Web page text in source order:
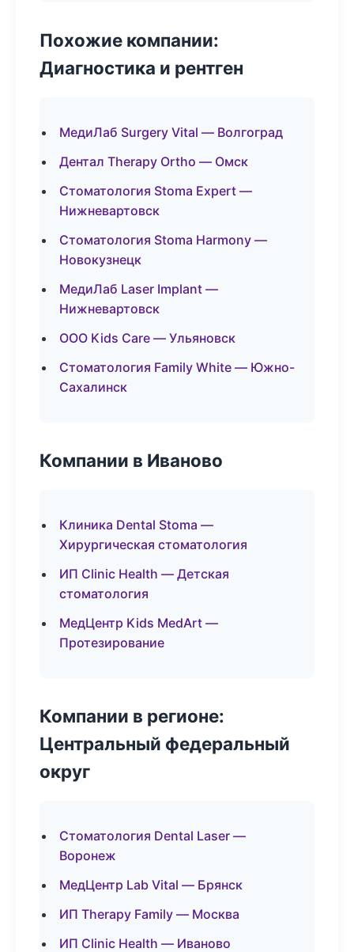
Похожие компании:
Диагностика и рентген
МедиЛаб Surgery Vital — Волгоград
Дентал Therapy Ortho — Омск
Стоматология Stoma Expert —
Нижневартовск
Стоматология Stoma Harmony —
Новокузнецк
МедиЛаб Laser Implant —
Нижневартовск
ООО Kids Care — Ульяновск
Стоматология Family White — Южно-
Сахалинск
Компании в Иваново
Клиника Dental Stoma —
Хирургическая стоматология
ИП Clinic Health — Детская
стоматология
МедЦентр Kids MedArt —
Протезирование
Компании в регионе:
Центральный федеральный
округ
Стоматология Dental Laser —
Воронеж
МедЦентр Lab Vital — Брянск
ИП Therapy Family — Москва
ИП Clinic Health — Иваново